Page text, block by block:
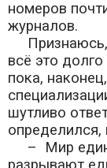
номеров
журналов.
Признаюсь,
всё это
пока,
шутливо
определился,
– Мир един.